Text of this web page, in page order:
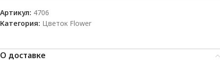
Артикул: 4706
Категория: Цветок Flower
О доставке